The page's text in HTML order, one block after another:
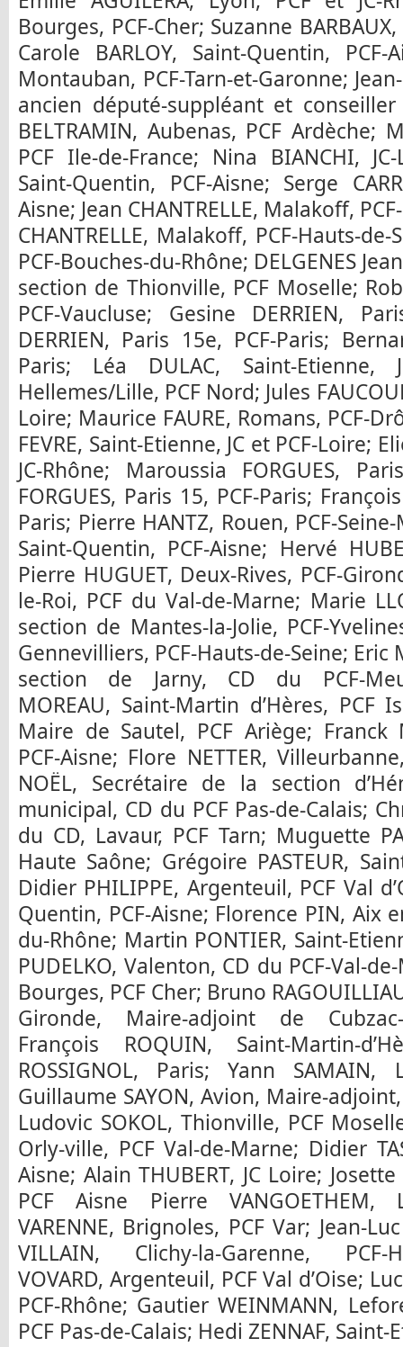
Bourges, PCF-Cher; Suzanne
Carole BARLOY, Saint-Quentin, PCF-
Montauban, PCF-Tarn-et-Garonne;
ancien député-suppléant et
BELTRAMIN, Aubenas, PCF Ardèche;
PCF Ile-de-France; Nina BIANCHI,
Saint-Quentin, PCF-Aisne; Serge
Aisne; Jean CHANTRELLE, Malakoff,
CHANTRELLE, Malakoff, PCF-Hauts-de-
PCF-Bouches-du-Rhône; DELGENES
section de Thionville, PCF Moselle;
PCF-Vaucluse; Gesine DERRIEN,
DERRIEN, Paris 15e, PCF-Paris;
Paris; Léa DULAC, Saint-Etienne,
Hellemes/Lille, PCF Nord; Jules
Loire; Maurice FAURE, Romans, PCF-
FEVRE, Saint-Etienne, JC et PCF-Loire;
JC-Rhône; Maroussia FORGUES,
FORGUES, Paris 15, PCF-Paris;
Paris; Pierre HANTZ, Rouen, PCF-
Saint-Quentin, PCF-Aisne; Hervé
Pierre HUGUET, Deux-Rives, PCF-
le-Roi, PCF du Val-de-Marne; Marie
section de Mantes-la-Jolie, PCF-
Gennevilliers, PCF-Hauts-de-Seine;
section de Jarny, CD du PCF-
MOREAU, Saint-Martin d’Hères, PCF
Maire de Sautel, PCF Ariège; Franck
PCF-Aisne; Flore NETTER,
NOËL, Secrétaire de la section
municipal, CD du PCF Pas-de-Calais;
du CD, Lavaur, PCF Tarn; Muguette
Haute Saône; Grégoire PASTEUR,
Didier PHILIPPE, Argenteuil, PCF Val
Quentin, PCF-Aisne; Florence PIN, Aix
du-Rhône; Martin PONTIER, Saint-
PUDELKO, Valenton, CD du PCF-Val-
Bourges, PCF Cher; Bruno
Gironde, Maire-adjoint de Cubzac-
François ROQUIN, Saint-Martin-
ROSSIGNOL, Paris; Yann SAMAIN,
Guillaume SAYON, Avion, Maire-
Ludovic SOKOL, Thionville, PCF
Orly-ville, PCF Val-de-Marne; Didier
Aisne; Alain THUBERT, JC Loire;
PCF Aisne Pierre VANGOETHEM,
VARENNE, Brignoles, PCF Var; Jean-
VILLAIN, Clichy-la-Garenne, PCF-
VOVARD, Argenteuil, PCF Val d’Oise;
PCF-Rhône; Gautier WEINMANN,
PCF Pas-de-Calais; Hedi ZENNAF, Saint-